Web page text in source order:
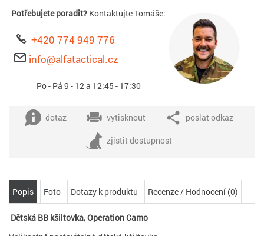
Potřebujete poradit? Kontaktujte Tomáše:
+420 774 949 776
info@alfatactical.cz
Po - Pá 9 - 12 a 12:45 - 17:30
dotaz vytisknout poslat odkaz
zjistit dostupnost
Popis Foto Dotazy k produktu Recenze / Hodnocení (0)
Dětská BB kšiltovka, Operation Camo